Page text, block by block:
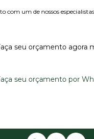
com um de nossos
seu orçamento agora
seu orçamento por